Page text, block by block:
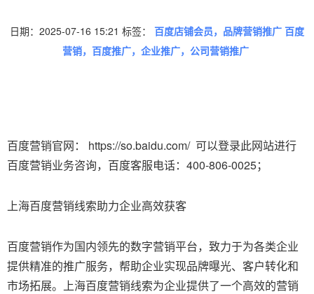
日期：2025-07-16 15:21 标签： 百度店铺会员，品牌营销推广 百度
营销，百度推广，企业推广，公司营销推广
百度营销官网： https://so.baidu.com/ 可以登录此网站进行
百度营销业务咨询，百度客服电话：400-806-0025；
上海百度营销线索助力企业高效获客
百度营销作为国内领先的数字营销平台，致力于为各类企业
提供精准的推广服务，帮助企业实现品牌曝光、客户转化和
市场拓展。上海百度营销线索为企业提供了一个高效的营销